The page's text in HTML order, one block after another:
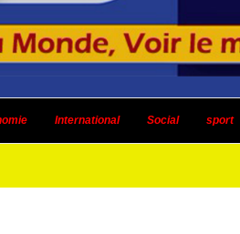
International Social sport